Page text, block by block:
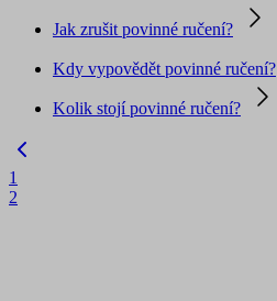
Jak zrušit povinné ručení?
Kdy vypovědět povinné ručení?
Kolik stojí povinné ručení?
1
2